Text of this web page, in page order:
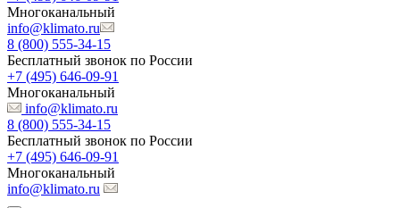
Многоканальный
info@klimato.ru
8 (800) 555-34-15
Бесплатный звонок по России
+7 (495) 646-09-91
Многоканальный
info@klimato.ru
8 (800) 555-34-15
Бесплатный звонок по России
+7 (495) 646-09-91
Многоканальный
info@klimato.ru